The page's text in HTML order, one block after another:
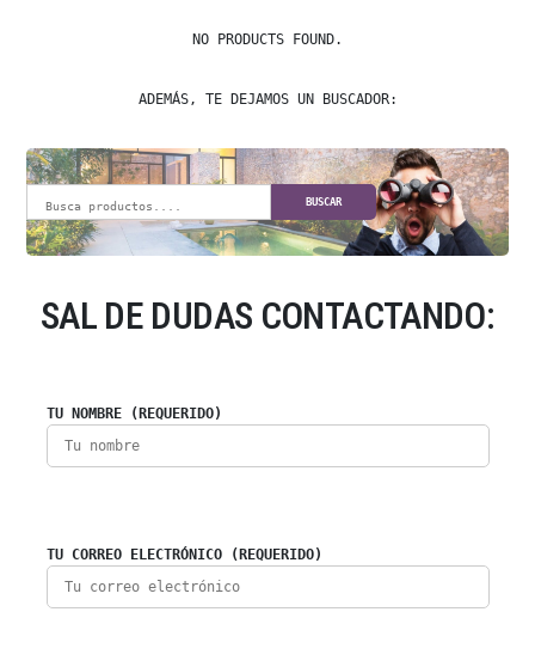
NO PRODUCTS FOUND.
ADEMÁS, TE DEJAMOS UN BUSCADOR:
BUSCAR
SAL DE DUDAS CONTACTANDO:
TU NOMBRE (REQUERIDO)
TU CORREO ELECTRÓNICO (REQUERIDO)